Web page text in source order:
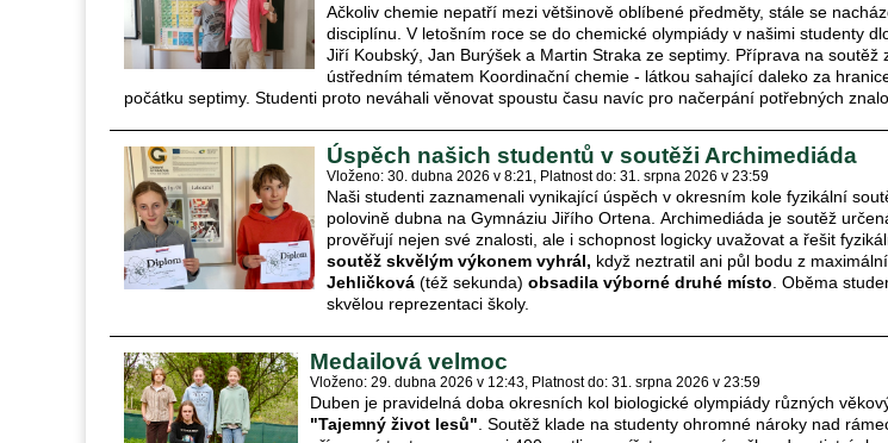
Ačkoliv chemie nepatří mezi většinově oblíbené předměty, stále se
disciplínu. V letošním roce se do chemické olympiády v našimi studenty
Jiří Koubský, Jan Burýšek a Martin Straka ze septimy. Příprava na soutěž
ústředním tématem Koordinační chemie - látkou sahající daleko za
počátku septimy. Studenti proto neváhali věnovat spoustu času navíc pro načerpání potřebných
Úspěch našich studentů v soutěži Archimediáda
Vloženo: 30. dubna 2026 v 8:21 Platnost do: 31. srpna 2026 v 23:59
Naši studenti zaznamenali vynikající úspěch v okresním kole fyzikální
polovině dubna na Gymnáziu Jiřího Ortena. Archimediáda je soutěž
prověřují nejen své znalosti, ale i schopnost logicky uvažovat a řešit
soutěž skvělým výkonem vyhrál, když neztratil ani půl bodu z
Jehličková (též sekunda) obsadila výborné druhé místo . Oběma
skvělou reprezentaci školy.
Medailová velmoc
Vloženo: 29. dubna 2026 v 12:43 Platnost do: 31. srpna 2026 v 23:59
Duben je pravidelná doba okresních kol biologické olympiády různých
"Tajemný život lesů" . Soutěž klade na studenty ohromné nároky nad